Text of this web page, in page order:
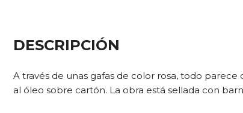
DESCRIPCIÓN
A través de unas gafas de color rosa, todo
al óleo sobre cartón. La obra está sellada con